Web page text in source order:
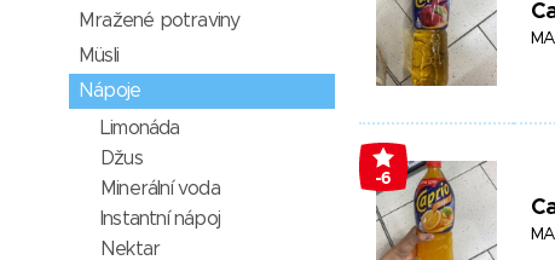
-6
Mražené potraviny
Müsli
Nápoje
Limonáda
Džus
Minerální voda
Instantní nápoj
Nektar